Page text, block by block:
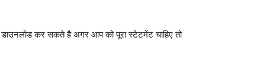
कर सकते है अगर आप को पूरा स्टेटमेंट चाहिए तो